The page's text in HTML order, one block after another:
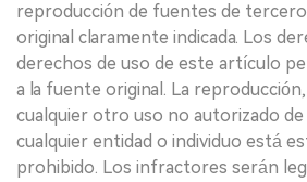
reproducción de fuentes de
original claramente indicada. Los
derechos de uso de este artículo
a la fuente original. La
cualquier otro uso no autorizado
cualquier entidad o individuo está
prohibido. Los infractores serán